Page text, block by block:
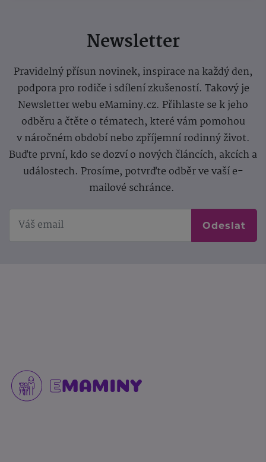
Newsletter
Pravidelný přísun novinek, inspirace na každý den,
podpora pro rodiče i sdílení zkušeností. Takový je
Newsletter webu eMaminy.cz. Přihlaste se k jeho
odběru a čtěte o tématech, které vám pomohou
v náročném období nebo zpříjemní rodinný život.
Buďte první, kdo se dozví o nových článcích, akcích a
událostech. Prosíme, potvrďte odběr ve vaší e-
mailové schránce.
Odeslat